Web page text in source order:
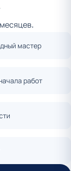
мастер
работ